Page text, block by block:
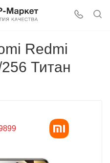
Redmi
Титан